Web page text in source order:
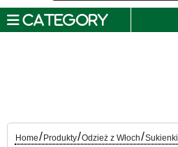
CATEGORY
Home/ Produkty/Odzież z Włoch/Sukienki